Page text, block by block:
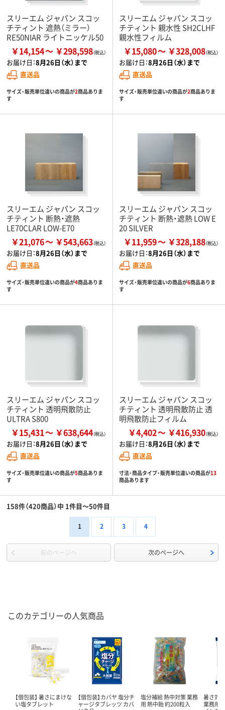
スリーエム ジャパン スコッ
チティント 遮熱（ミラー）
RE50NIAR ライトニッケル50
￥14,154 ￥298,598
お届け日：8月26日（水）まで
直送品
サイズ・販売単位違いの商品が2商品ありま
す
スリーエム ジャパン スコッ
チティント 親水性 SH2CLHF
親水性フィルム
￥15,080 ￥328,008
お届け日：8月26日（水）まで
直送品
サイズ・販売単位違いの商品が2商品ありま
す
スリーエム ジャパン スコッ
チティント 断熱・遮熱
LE70CLAR LOW-E70
￥21,076 ￥543,663
お届け日：8月26日（水）まで
直送品
サイズ・販売単位違いの商品が4商品ありま
す
スリーエム ジャパン スコッ
チティント 断熱・遮熱 LOW E
20 SILVER
￥11,959 ￥328,188
お届け日：8月26日（水）まで
直送品
サイズ・販売単位違いの商品が6商品ありま
す
スリーエム ジャパン スコッ
チティント 透明飛散防止
ULTRA S800
￥15,431 ￥638,644
お届け日：8月26日（水）まで
直送品
サイズ・販売単位違いの商品が5商品ありま
す
スリーエム ジャパン スコッ
チティント 透明飛散防止 透
明飛散防止フィルム
￥4,402 ￥416,930
お届け日：8月26日（水）まで
直送品
寸法・商品タイプ・販売単位違いの商品が13
商品あります
158件（420商品）中 1件目～50件目
1 2 3 4
前のページへ 次のページへ
このカテゴリーの人気商品
【個包装】 暑さにまけな
い塩タブレット
【個包装】カバヤ 塩分チ
ャージタブレッツ カバ
塩分補給 熱中対策 業務
用 熱中飴 約200粒入
暑さ対
業務用